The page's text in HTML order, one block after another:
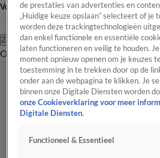
Volg Hart van Nederland
Zoeken
OverzichtRegioUitzendingenWeer
de prestaties van advertenties en
„Huidige keuze opslaan” selecteert of
worden deze trackingtechnologieën
dan enkel functionele en essentiële
laten functioneren en veilig te houden.
moment opnieuw openen om je keuzes
toestemming in te trekken door op de
onder aan de webpagina te klikken. Je
binnen onze Digitale Diensten worden
onze Cookieverklaring voor meer
Digitale Diensten.
Functioneel & Essentieel